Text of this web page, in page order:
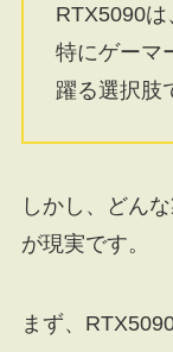
RTX5090は
特にゲーマ
躍る選択肢
しかし、どん
が現実です。
まず、